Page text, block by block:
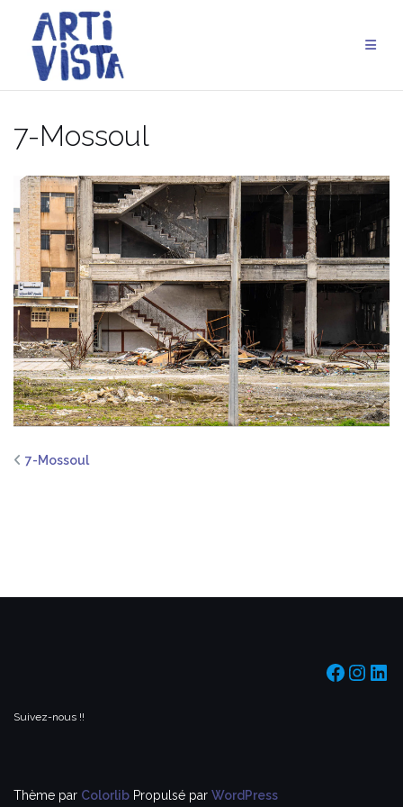
contenu
7-Mossoul
7-Mossoul
Suivez-nous !!
Thème par Colorlib Propulsé par WordPress